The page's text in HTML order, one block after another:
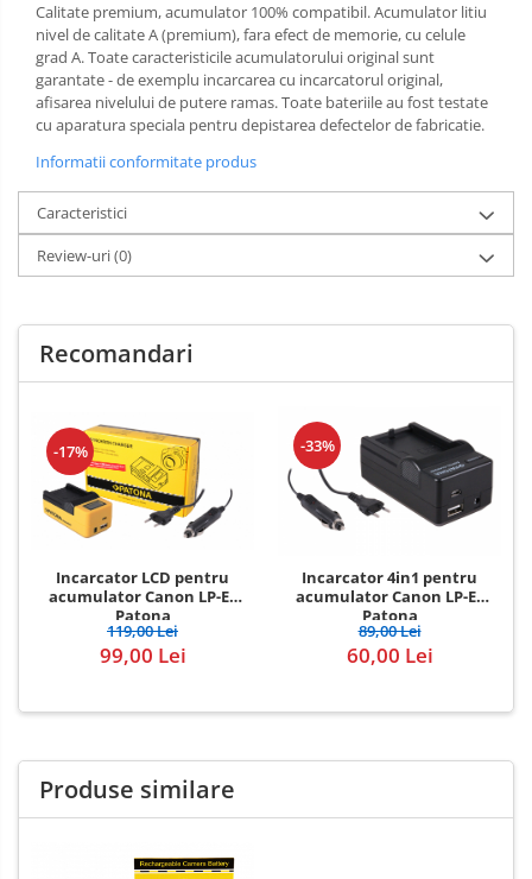
Calitate premium, acumulator 100% compatibil. Acumulator litiu
nivel de calitate A (premium), fara efect de memorie, cu celule
grad A. Toate caracteristicile acumulatorului original sunt
garantate - de exemplu incarcarea cu incarcatorul original,
afisarea nivelului de putere ramas. Toate bateriile au fost testate
cu aparatura speciala pentru depistarea defectelor de fabricatie.
Informatii conformitate produs
Caracteristici
Review-uri(0)
Recomandari
-17%
Incarcator LCD pentru
acumulator Canon LP-E5
Patona
119,00 Lei
99,00 Lei
-33%
Incarcator 4in1 pentru
acumulator Canon LP-E5
Patona
89,00 Lei
60,00 Lei
Produse similare